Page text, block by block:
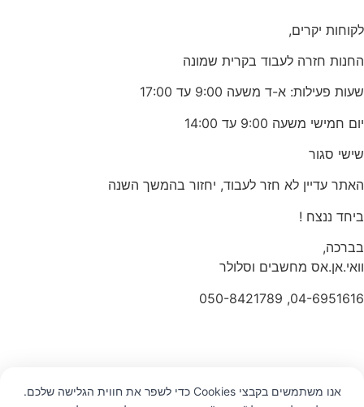
לקוחות יקרים,
החנות חזרה לעבוד בקרית שמונה
שעות פעילות: א-ד משעה 9:00 עד 17:00
יום חמישי משעה 9:00 עד 14:00
שישי סגור
האתר עדיין לא חזר לעבוד, יחזור בהמשך השנה
ביחד ננצח !
בברכה,
וואי.אן.אס מחשבים וסלולר
04-6951616, 050-8421789
אנו משתמשים בקבצי Cookies כדי לשפר את חווית הגלישה שלכם.